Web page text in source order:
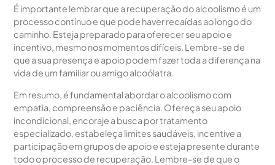
É importante lembrar que a recuperação do alcoolismo é um
processo contínuo e que pode haver recaídas ao longo do
caminho. Esteja preparado para oferecer seu apoio e
incentivo, mesmo nos momentos difíceis. Lembre-se de
que a sua presença e apoio podem fazer toda a diferença na
vida de um familiar ou amigo alcoólatra.
Em resumo, é fundamental abordar o alcoolismo com
empatia, compreensão e paciência. Ofereça seu apoio
incondicional, encoraje a busca por tratamento
especializado, estabeleça limites saudáveis, incentive a
participação em grupos de apoio e esteja presente durante
todo o processo de recuperação. Lembre-se de que o